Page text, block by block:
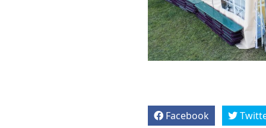
Facebook